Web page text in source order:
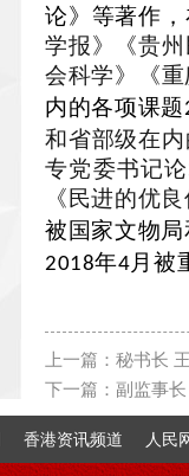
论》等著作，
学报》《贵
会科学》《
内的各项课题
和省部级在
专党委书记
《民进的优
被国家文物
2018年4 月被
上一篇： 秘书长
下一篇： 副监事
香港资讯频道 人民